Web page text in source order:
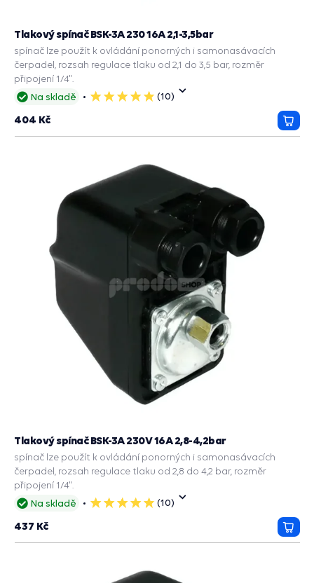
Na skladě
5
(10)
Tlakový spínač BSK-3A 230 16A 2,1-3,5bar
spínač lze použít k ovládání ponorných i samonasávacích
čerpadel, rozsah regulace tlaku od 2,1 do 3,5 bar, rozměr
připojení 1/4".
404 Kč
do
Na skladě
5
(10)
Tlakový spínač BSK-3A 230V 16A 2,8-4,2bar
spínač lze použít k ovládání ponorných i samonasávacích
čerpadel, rozsah regulace tlaku od 2,8 do 4,2 bar, rozměr
připojení 1/4".
437 Kč
do